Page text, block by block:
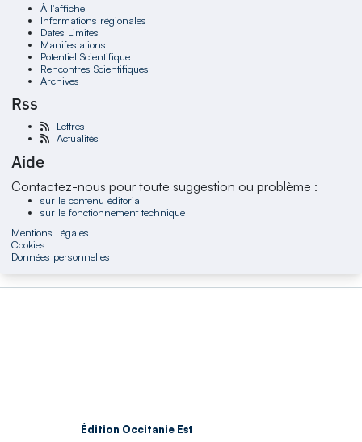
À l'affiche
Informations régionales
Dates Limites
Manifestations
Potentiel Scientifique
Rencontres Scientifiques
Archives
Rss
Lettres
Actualités
Aide
Contactez-nous pour toute suggestion ou problème :
sur le contenu éditorial
sur le fonctionnement technique
Mentions Légales
Cookies
Données personnelles
Édition Occitanie Est